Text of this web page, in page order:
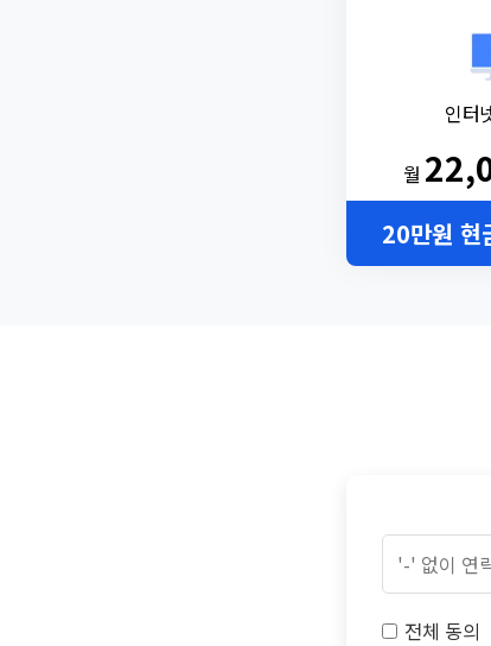
인터
월
20만원 현
전체 동의